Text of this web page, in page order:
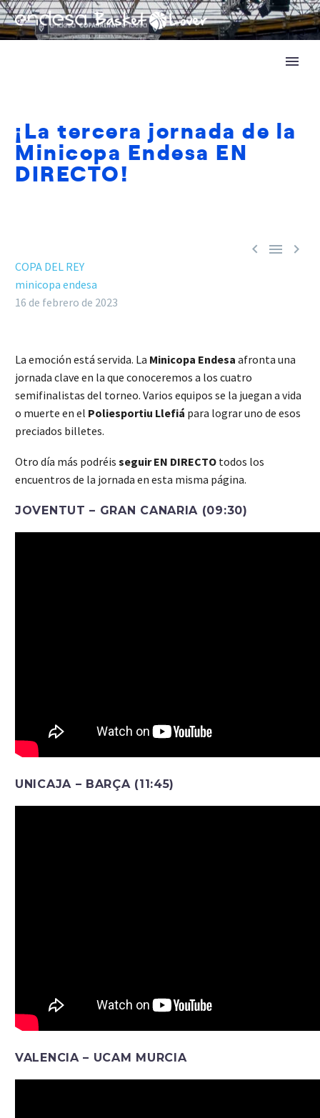
¡La tercera jornada de la
Minicopa Endesa EN
DIRECTO!
  
COPA DEL REY
minicopa endesa
16 de febrero de 2023
La emoción está servida. La Minicopa Endesa afronta una
jornada clave en la que conoceremos a los cuatro
semifinalistas del torneo. Varios equipos se la juegan a vida
o muerte en el Poliesportiu Llefiá para lograr uno de esos
preciados billetes.
Otro día más podréis seguir EN DIRECTO todos los
encuentros de la jornada en esta misma página.
JOVENTUT – GRAN CANARIA (09:30)
UNICAJA – BARÇA (11:45)
VALENCIA – UCAM MURCIA